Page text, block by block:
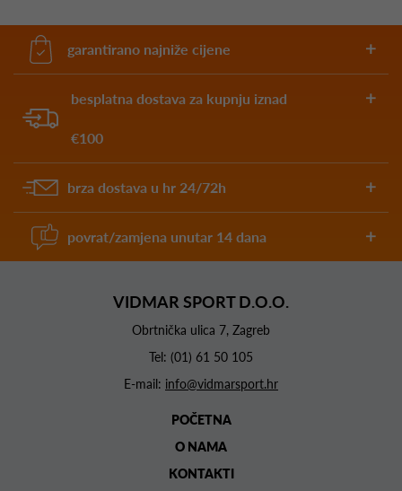
garantirano najniže cijene
besplatna dostava za kupnju iznad
€100
brza dostava u hr 24/72h
povrat/zamjena unutar 14 dana
VIDMAR SPORT D.O.O.
Obrtnička ulica 7, Zagreb
Tel: (01) 61 50 105
E-mail: info@vidmarsport.hr
POČETNA
O NAMA
KONTAKTI